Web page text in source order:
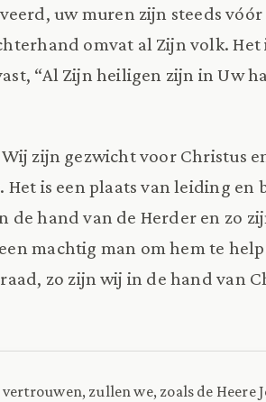
uw muren zijn steeds vóór
omvat al Zijn volk. Het
“Al Zijn heiligen zijn in Uw
zijn gezwicht voor Christus
is een plaats van leiding en
de hand van de Herder en zo
machtig man om hem te
zo zijn wij in de hand van
zullen we, zoals de Heere